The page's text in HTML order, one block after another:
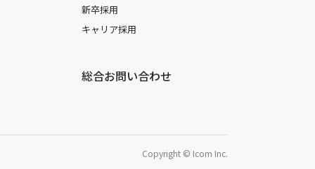
新卒採用
キャリア採用
総合お問い合わせ
Copyright © Icom Inc.